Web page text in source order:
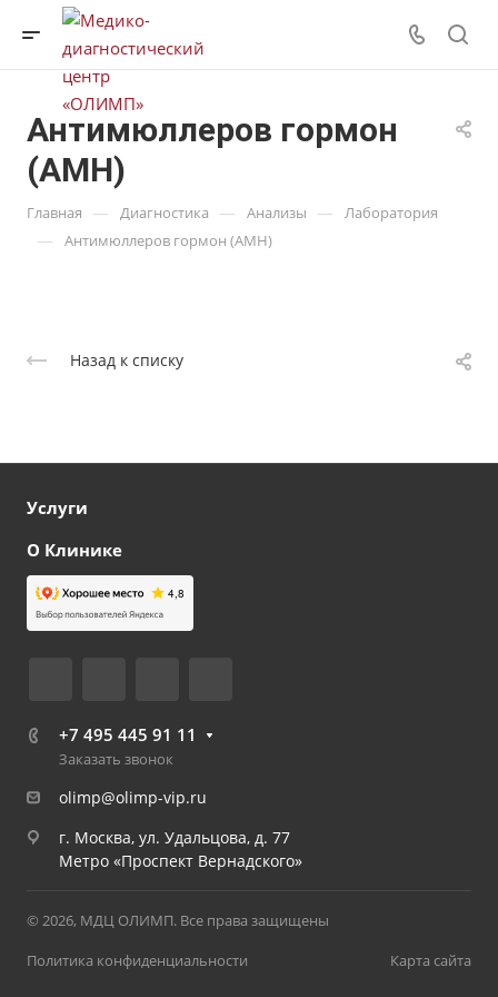
Антимюллеров гормон
(АМH)
Главная — Диагностика — Анализы — Лаборатория
— Антимюллеров гормон (АМH)
Назад к списку
Услуги
О Клинике
+7 495 445 91 11
Заказать звонок
olimp@olimp-vip.ru
г. Москва, ул. Удальцова, д. 77
Метро «Проспект Вернадского»
© 2026, МДЦ ОЛИМП. Все права защищены
Политика конфиденциальности
Карта сайта